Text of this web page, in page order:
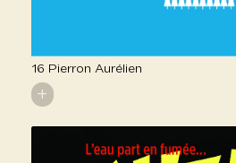
16 Pierron Aurélien
+